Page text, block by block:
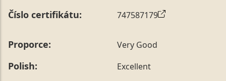
Číslo certifikátu: 747587179
Proporce: Very Good
Polish: Excellent